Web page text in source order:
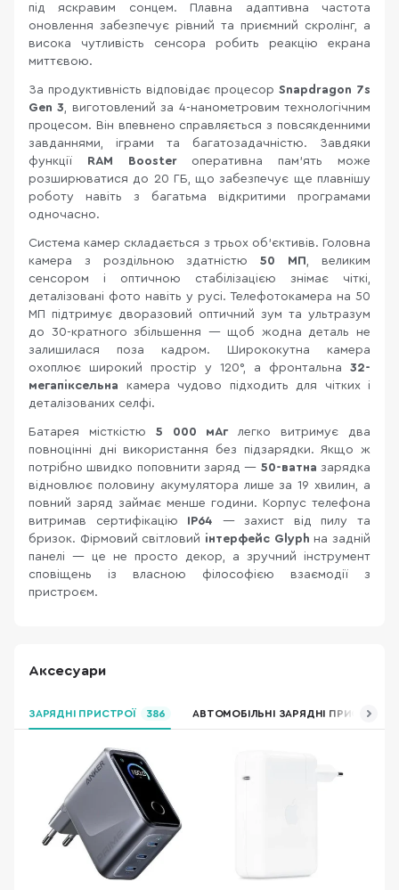
під яскравим сонцем. Плавна адаптивна частота
оновлення забезпечує рівний та приємний скролінг, а
висока чутливість сенсора робить реакцію екрана
миттєвою.
За продуктивність відповідає процесор Snapdragon 7s
Gen 3, виготовлений за 4-нанометровим технологічним
процесом. Він впевнено справляється з повсякденними
завданнями, іграми та багатозадачністю. Завдяки
функції RAM Boosterоперативна пам'ять може
розширюватися до 20 ГБ, що забезпечує ще плавнішу
роботу навіть з багатьма відкритими програмами
одночасно.
Система камер складається з трьох об'єктивів. Головна
камера з роздільною здатністю50 МП, великим
сенсором і оптичною стабілізацією знімає чіткі,
деталізовані фото навіть у русі. Телефотокамера на 50
МП підтримує дворазовий оптичний зум та ультразум
до 30-кратного збільшення — щоб жодна деталь не
залишилася поза кадром. Ширококутна камера
охоплює широкий простір у 120°, а фронтальна 32-
мегапіксельна камера чудово підходить для чітких і
деталізованих селфі.
Батарея місткістю 5 000 мАглегко витримує два
повноцінні дні використання без підзарядки. Якщо ж
потрібно швидко поповнити заряд — 50-ватна зарядка
відновлює половину акумулятора лише за 19 хвилин, а
повний заряд займає менше години. Корпус телефона
витримав сертифікацію IP64 — захист від пилу та
бризок. Фірмовий світловий інтерфейс Glyphна задній
панелі — це не просто декор, а зручний інструмент
сповіщень із власною філософією взаємодії з
пристроєм.
Аксесуари
ЗАРЯДНІ ПРИСТРОЇ 386 АВТОМОБІЛЬНІ ЗАРЯДНІ ПРИСТРОЇ